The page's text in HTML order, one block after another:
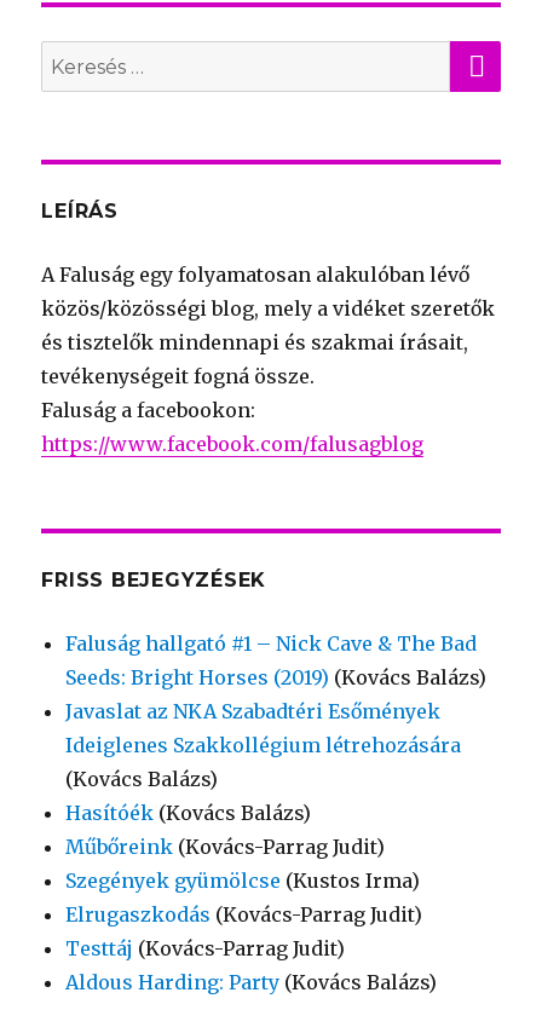
Search
for:
LEÍRÁS
A Faluság egy folyamatosan alakulóban lévő
közös/közösségi blog, mely a vidéket szeretők
és tisztelők mindennapi és szakmai írásait,
tevékenységeit fogná össze.
Faluság a facebookon:
https://www.facebook.com/falusagblog
FRISS BEJEGYZÉSEK
Faluság hallgató #1 – Nick Cave & The Bad
Seeds: Bright Horses (2019) (Kovács Balázs)
Javaslat az NKA Szabadtéri Esőmények
Ideiglenes Szakkollégium létrehozására
(Kovács Balázs)
Hasítóék (Kovács Balázs)
Műbőreink (Kovács-Parrag Judit)
Szegények gyümölcse (Kustos Irma)
Elrugaszkodás (Kovács-Parrag Judit)
Testtáj (Kovács-Parrag Judit)
Aldous Harding: Party (Kovács Balázs)